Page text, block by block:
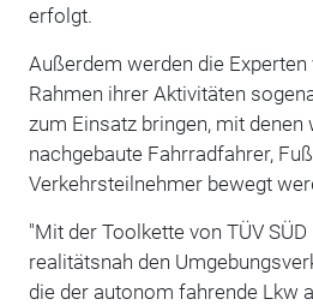
erfolgt.
Außerdem werden die Experten
Rahmen ihrer Aktivitäten
zum Einsatz bringen, mit denen
nachgebaute Fahrradfahrer,
Verkehrsteilnehmer bewegt
"Mit der Toolkette von TÜV
realitätsnah den
die der autonom fahrende Lkw